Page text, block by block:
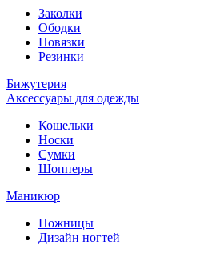
Заколки
Ободки
Повязки
Резинки
Бижутерия
Аксессуары для одежды
Кошельки
Носки
Сумки
Шопперы
Маникюр
Ножницы
Дизайн ногтей